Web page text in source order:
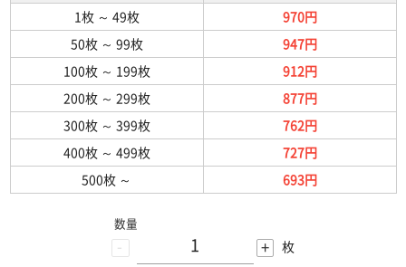
1枚 ～ 49枚
970円
50枚 ～ 99枚
947円
100枚 ～ 199枚
912円
200枚 ～ 299枚
877円
300枚 ～ 399枚
762円
400枚 ～ 499枚
727円
500枚 ～ 693円
-
数量
+ 枚